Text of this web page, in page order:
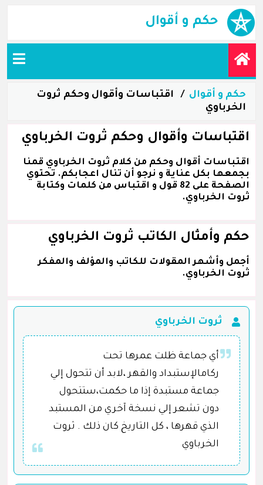
حكم و أقوال
حكم و أقوال
اقتباسات وأقوال وحكم ثروت
الخرباوي
اقتباسات وأقوال وحكم ثروت الخرباوي
اقتباسات أقوال وحكم من كلام ثروت الخرباوي قمنا
بجمعها بكل عناية و نرجو أن تنال اعجابكم. تحتوي
الصفحة على 82 قول و اقتباس من كلمات وكتابة
ثروت الخرباوي.
حكم وأمثال الكاتب ثروت الخرباوي
أجمل وأشهر المقولات للكاتب والمؤلف والمفكر
ثروت الخرباوي.
ثروت الخرباوي
أي جماعة ظلت عمرها تحت
ركامالإستبداد والقهر ،لابد أن تتحول إلي
جماعة مستبدة إذا ما حكمت،ستتحول
دون تشعر إلي نسخة آخري من المستبد
الذي قهرها ، كل التاريخ كان ذلك . ثروت
الخرباوي